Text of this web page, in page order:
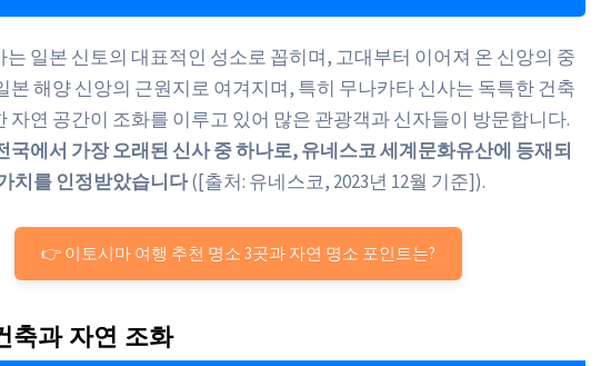
는 일본 신토의 대표적인 성소로 꼽히며, 고대부터 이어져 온 신앙의 중
본 해양 신앙의 근원지로 여겨지며, 특히 무나카타 신사는 독특한 건축
자연 공간이 조화를 이루고 있어 많은 관광객과 신자들이 방문합니다.
국에서 가장 오래된 신사 중 하나로, 유네스코 세계문화유산에 등재되
치를 인정받았습니다([출처: 유네스코, 2023년 12월 기준]).
👉 이토시마 여행 추천 명소 3곳과 자연 명소 포인트는?
축과 자연 조화